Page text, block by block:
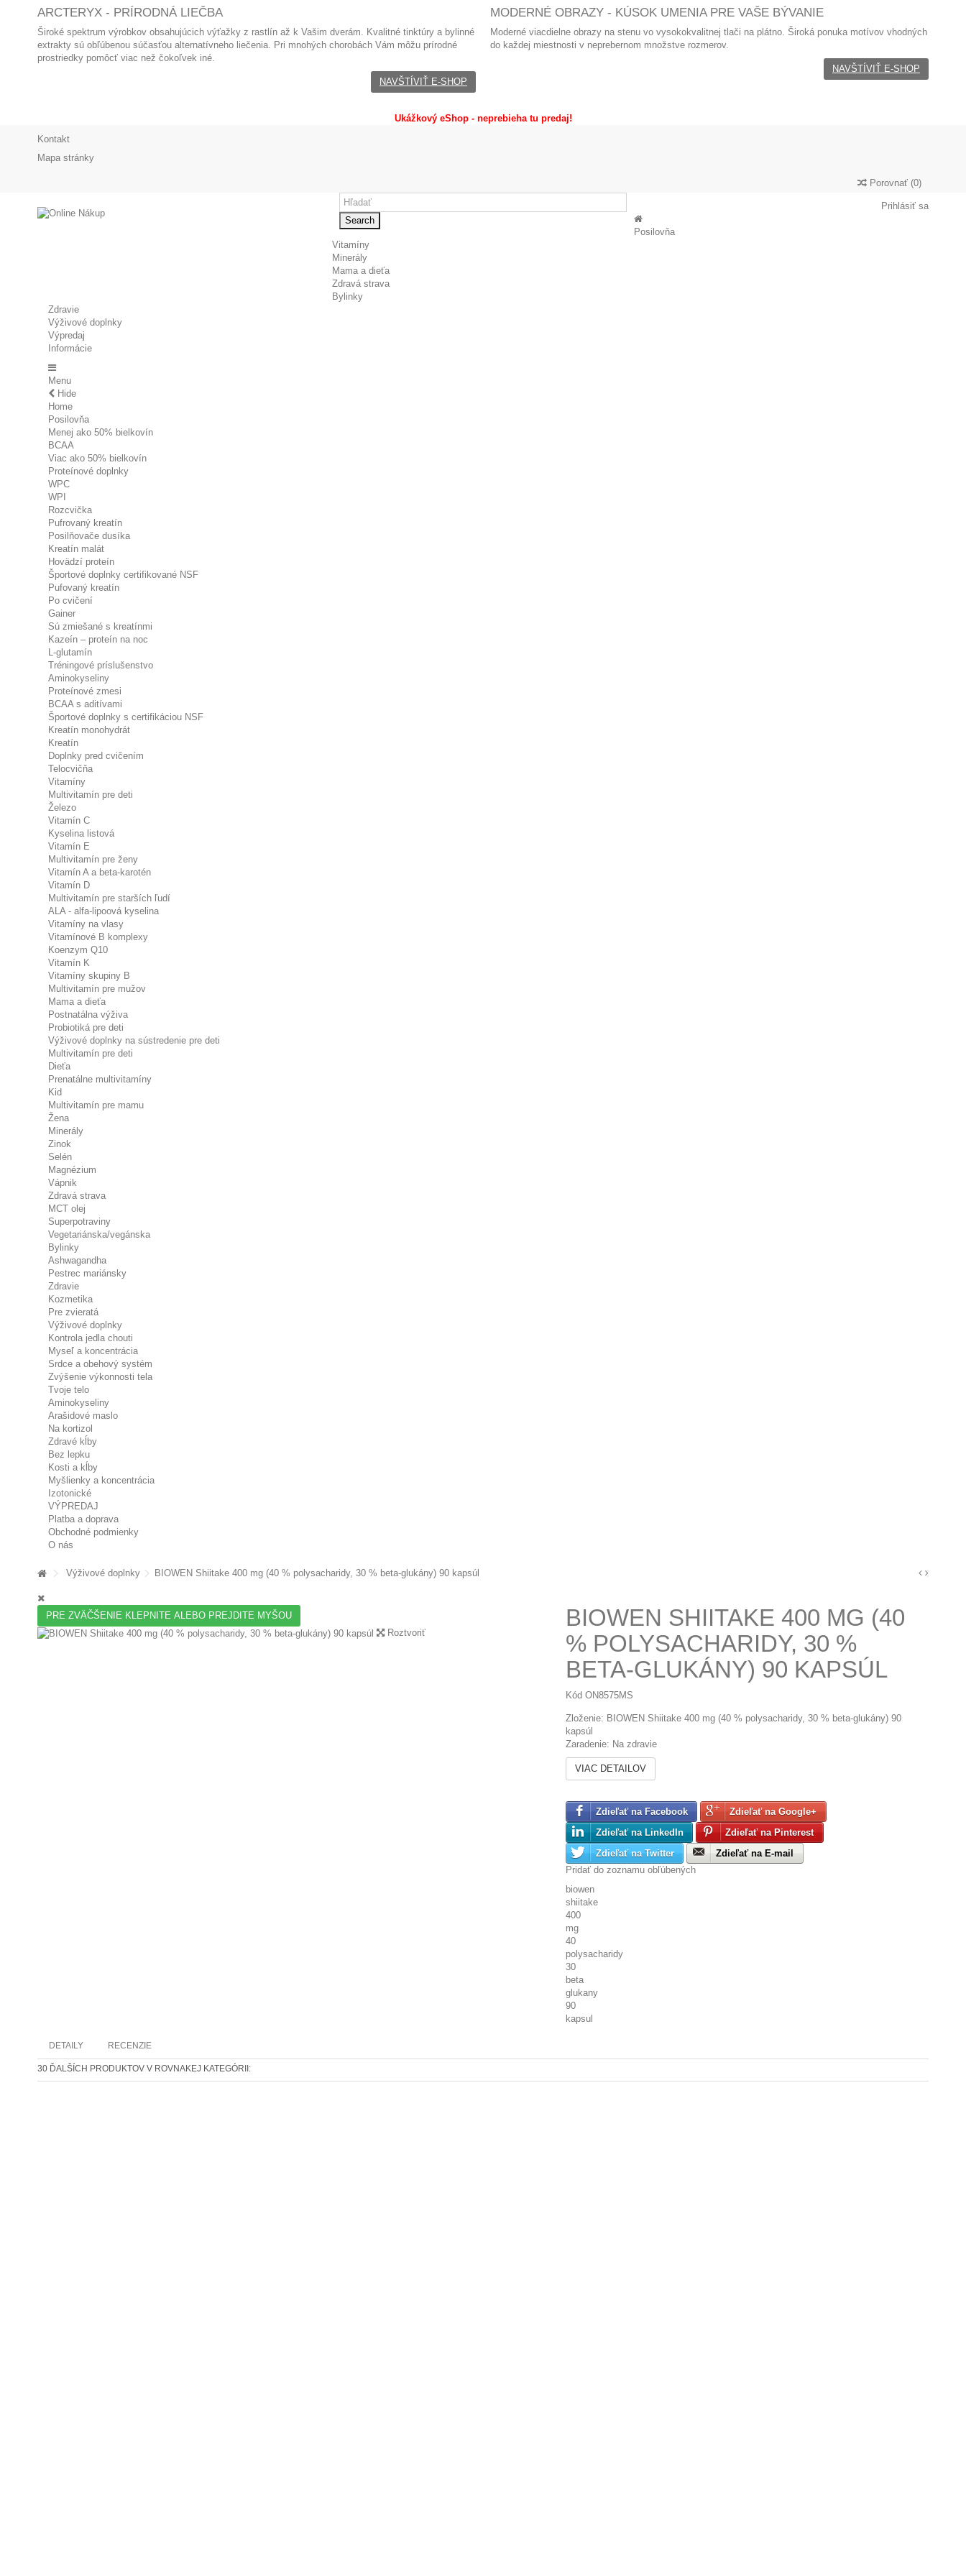
ARCTERYX - PRÍRODNÁ LIEČBA
Široké spektrum výrobkov obsahujúcich výťažky z rastlín až k Vašim dverám. Kvalitné tinktúry a bylinné
extrakty sú obľúbenou súčasťou alternatívneho liečenia. Pri mnohých chorobách Vám môžu prírodné
prostriedky pomôcť viac než čokoľvek iné.
NAVŠTÍVIŤ E-SHOP
MODERNÉ OBRAZY - KÚSOK UMENIA PRE VAŠE BÝVANIE
Moderné viacdielne obrazy na stenu vo vysokokvalitnej tlači na plátno. Široká ponuka motívov vhodných
do každej miestnosti v neprebernom množstve rozmerov.
NAVŠTÍVIŤ E-SHOP
Ukážkový eShop - neprebieha tu predaj!
Kontakt
Mapa stránky
Porovnať (0)
Search
Prihlásiť sa
Posilovňa
Vitamíny
Minerály
Mama a dieťa
Zdravá strava
Bylinky
Zdravie
Výživové doplnky
Výpredaj
Informácie
Menu
Hide
Home
Posilovňa
Menej ako 50% bielkovín
BCAA
Viac ako 50% bielkovín
Proteínové doplnky
WPC
WPI
Rozcvička
Pufrovaný kreatín
Posilňovače dusíka
Kreatín malát
Hovädzí proteín
Športové doplnky certifikované NSF
Pufovaný kreatín
Po cvičení
Gainer
Sú zmiešané s kreatínmi
Kazeín – proteín na noc
L-glutamín
Tréningové príslušenstvo
Aminokyseliny
Proteínové zmesi
BCAA s aditívami
Športové doplnky s certifikáciou NSF
Kreatín monohydrát
Kreatín
Doplnky pred cvičením
Telocvičňa
Vitamíny
Multivitamín pre deti
Železo
Vitamín C
Kyselina listová
Vitamín E
Multivitamín pre ženy
Vitamín A a beta-karotén
Vitamín D
Multivitamín pre starších ľudí
ALA - alfa-lipoová kyselina
Vitamíny na vlasy
Vitamínové B komplexy
Koenzym Q10
Vitamín K
Vitamíny skupiny B
Multivitamín pre mužov
Mama a dieťa
Postnatálna výživa
Probiotiká pre deti
Výživové doplnky na sústredenie pre deti
Multivitamín pre deti
Dieťa
Prenatálne multivitamíny
Kid
Multivitamín pre mamu
Žena
Minerály
Zinok
Selén
Magnézium
Vápnik
Zdravá strava
MCT olej
Superpotraviny
Vegetariánska/vegánska
Bylinky
Ashwagandha
Pestrec mariánsky
Zdravie
Kozmetika
Pre zvieratá
Výživové doplnky
Kontrola jedla chouti
Myseľ a koncentrácia
Srdce a obehový systém
Zvýšenie výkonnosti tela
Tvoje telo
Aminokyseliny
Arašidové maslo
Na kortizol
Zdravé kĺby
Bez lepku
Kosti a kĺby
Myšlienky a koncentrácia
Izotonické
VÝPREDAJ
Platba a doprava
Obchodné podmienky
O nás
Výživové doplnky BIOWEN Shiitake 400 mg (40 % polysacharidy, 30 % beta-glukány) 90 kapsúl
PRE ZVÄČŠENIE KLEPNITE ALEBO PREJDITE MYŠOU
Roztvoriť
BIOWEN SHIITAKE 400 MG (40
% POLYSACHARIDY, 30 %
BETA-GLUKÁNY) 90 KAPSÚL
Kód ON8575MS
Zloženie: BIOWEN Shiitake 400 mg (40 % polysacharidy, 30 % beta-glukány) 90
kapsúl
Zaradenie: Na zdravie
VIAC DETAILOV
Zdieľať na Facebook
Zdieľať na Google+
Zdieľať na LinkedIn
Zdieľať na Pinterest
Zdieľať na Twitter
Zdieľať na E-mail
Pridať do zoznamu obľúbených
biowen
shiitake
400
mg
40
polysacharidy
30
beta
glukany
90
kapsul
DETAILY RECENZIE
30 ĎALŠÍCH PRODUKTOV V ROVNAKEJ KATEGÓRII: